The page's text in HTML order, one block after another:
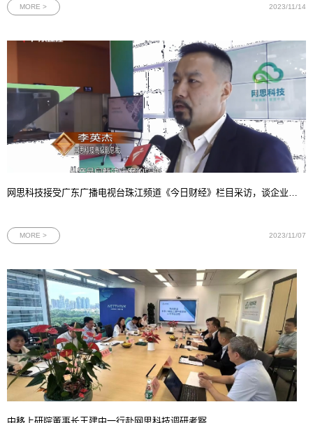
架构师大会是由IT168、ChinaUnix和ITPUB联合主办，以“数字转型 架构演进”为
MORE > 2023/11/14
MORE > 2023/11/07